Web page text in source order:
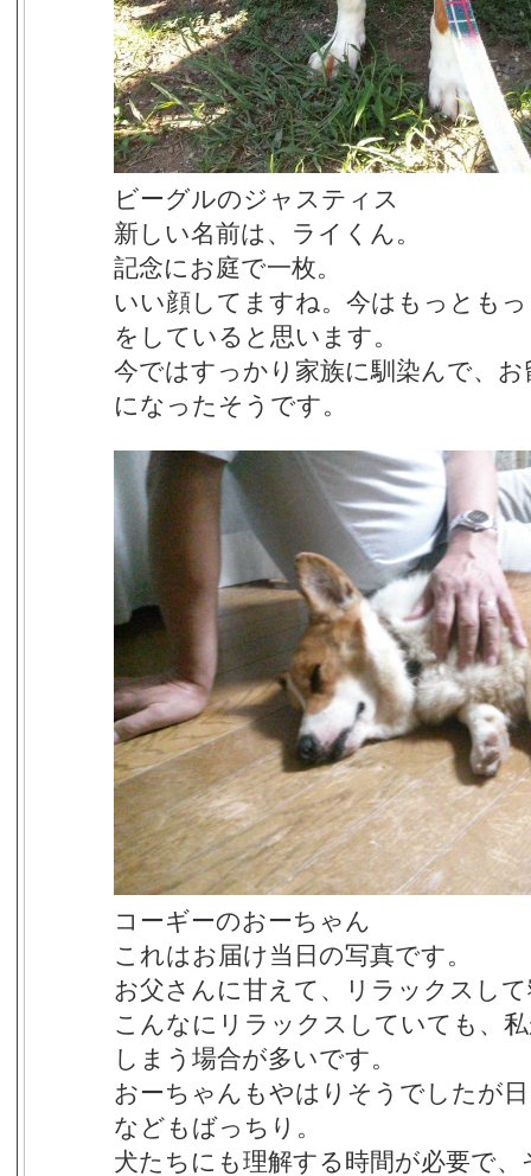
ビーグルのジャスティス
新しい名前は、ライくん。
記念にお庭で一枚。
いい顔してますね。今はもっとも
をしていると思います。
今ではすっかり家族に馴染んで、
になったそうです。
コーギーのおーちゃん
これはお届け当日の写真です。
お父さんに甘えて、リラックスし
こんなにリラックスしていても、
しまう場合が多いです。
おーちゃんもやはりそうでしたが
などもばっちり。
犬たちにも理解する時間が必要で